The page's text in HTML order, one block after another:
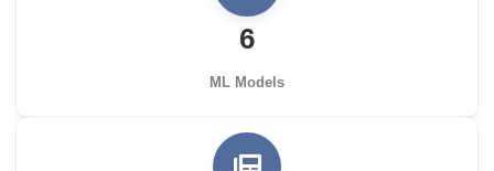
6
ML Models